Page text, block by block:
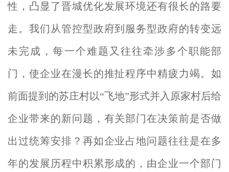
性，凸显了晋城优化发展环境还有很长的路要
走。我们从管控型政府到服务型政府的转变远
未完成，每一个难题又往往牵涉多个职能部
门，使企业在漫长的推扯程序中精疲力竭。如
前面提到的苏庄村以“飞地”形式并入原家村后给
企业带来的新问题，有关部门在决策前是否做
出过统筹安排？再如企业占地问题往往是在多
年的发展历程中积累形成的，由企业一个部门